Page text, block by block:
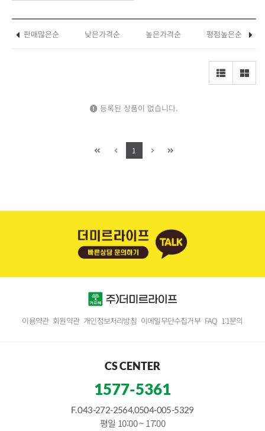
판매많은순 낮은가격순 높은가격순 평점높은순
등록된 상품이 없습니다.
1
이용약관 회원약관 개인정보처리방침 이메일무단수집거부 FAQ 1:1문의
CS CENTER
1577-5361
F. 043-272-2564,0504-005-5329
평일 10:00 ~ 17:00